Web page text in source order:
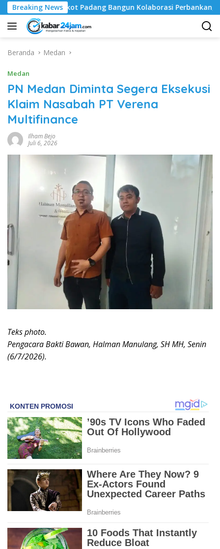
Langsung
ke
konten
Breaking News
Bangun Kolaborasi Perbankan, Sasar Rumah ASN
Beranda Medan
Medan
PN Medan Diminta Segera Eksekusi
Klaim Nasabah PT Verena
Multifinance
Ilham Bejo
Juli 6, 2026
Teks photo.
Pengacara Bakti Bawan, Halman Manulang, SH MH, Senin
(6/7/2026).